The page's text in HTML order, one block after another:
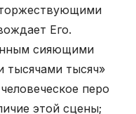
торжествующими
Его.
сияющими
тысячами тысяч»
перо
этой сцены;